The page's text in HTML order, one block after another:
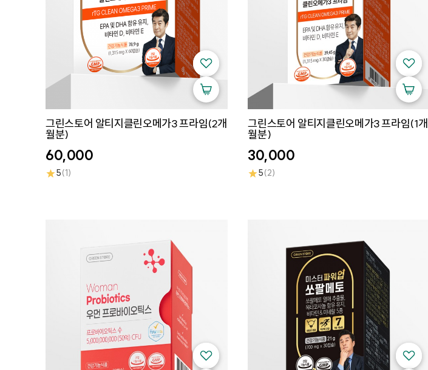
그린스토어 알티지클린오메가3 프라임(2개
월분)
60,000
★5(1)
그린스토어 알티지클린오메가3 프라임(1개
월분)
30,000
★5(2)